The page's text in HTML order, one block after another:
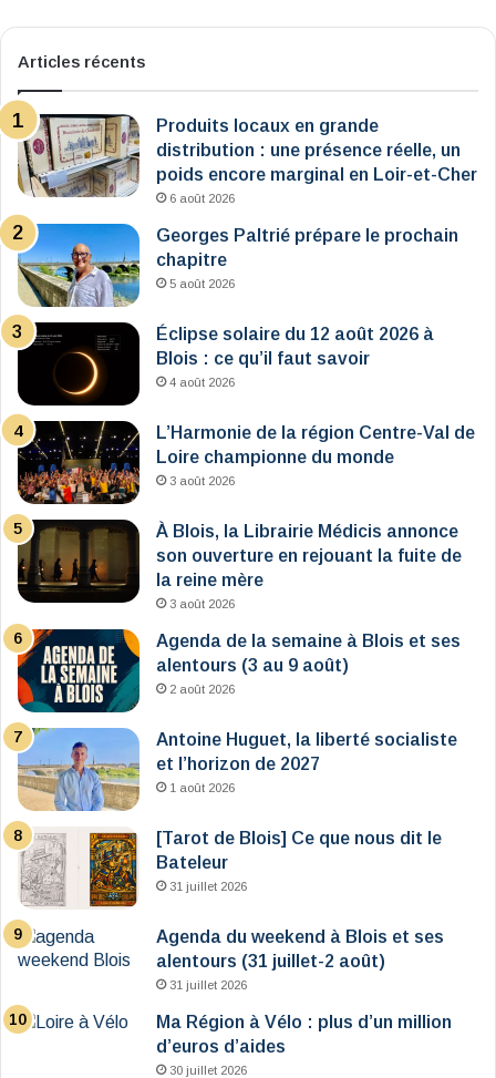
Articles récents
Produits locaux en grande
distribution : une présence réelle, un
poids encore marginal en Loir-et-Cher
6 août 2026
Georges Paltrié prépare le prochain
chapitre
5 août 2026
Éclipse solaire du 12 août 2026 à
Blois : ce qu’il faut savoir
4 août 2026
L’Harmonie de la région Centre-Val de
Loire championne du monde
3 août 2026
À Blois, la Librairie Médicis annonce
son ouverture en rejouant la fuite de
la reine mère
3 août 2026
Agenda de la semaine à Blois et ses
alentours (3 au 9 août)
2 août 2026
Antoine Huguet, la liberté socialiste
et l’horizon de 2027
1 août 2026
[Tarot de Blois] Ce que nous dit le
Bateleur
31 juillet 2026
Agenda du weekend à Blois et ses
alentours (31 juillet-2 août)
31 juillet 2026
Ma Région à Vélo : plus d’un million
d’euros d’aides
30 juillet 2026